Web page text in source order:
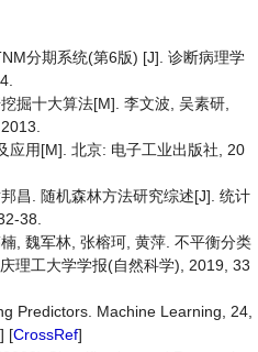
分期系统(第6版) [J]. 诊断病理学
掘十大算法[M]. 李文波, 吴素研,
应用[M]. 北京: 电子工业出版社, 20
昌. 随机森林方法研究综述[J]. 统计
38.
, 魏军林, 张榕珂, 黄萍. 不平衡分类
理工大学学报(自然科学), 2019, 33
Predictors. Machine Learning, 24,
] [CrossRef]